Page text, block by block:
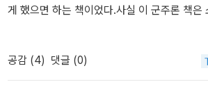
습으로 그려졌다. 어느 정도 맞는 말일수도 있
그 시대를 가늠한다는 것이 얼마나 어리석고
잘 알고 있지만 왜 군주가 필요하며 지배해야
본적인 질문과 고민이 필요하지 않나 싶다.
게 했으면 하는 책이었다.사실 이 군주론 책은
소수의 책은 결코 아님을 알게 될것이며,누군
법 찾게 될지도..
공감 (4) 댓글 (0)